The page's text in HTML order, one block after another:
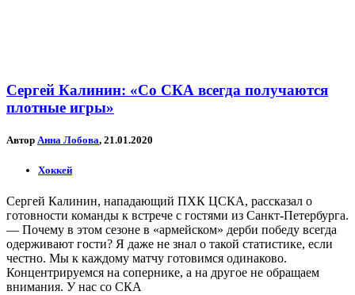
Сергей Калинин: «Со СКА всегда получаются
плотные игры»
Автор Анна Лобова, 21.01.2020
Хоккей
Сергей Калинин, нападающий ПХК ЦСКА, рассказал о
готовности команды к встрече с гостями из Санкт-Петербурга.
— Почему в этом сезоне в «армейском» дерби победу всегда
одерживают гости? Я даже не знал о такой статистике, если
честно. Мы к каждому матчу готовимся одинаково.
Концентрируемся на сопернике, а на другое не обращаем
внимания. У нас со СКА